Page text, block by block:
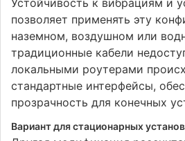
позволяет применять эту
наземном, воздушном или
традиционные кабели
локальными роутерами
стандартные интерфейсы,
прозрачность для конечных
Вариант для стационарных